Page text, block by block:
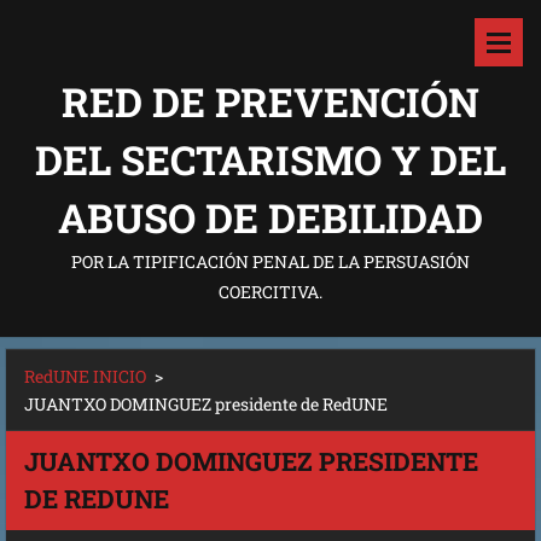
RED DE PREVENCIÓN
DEL SECTARISMO Y DEL
ABUSO DE DEBILIDAD
POR LA TIPIFICACIÓN PENAL DE LA PERSUASIÓN
COERCITIVA.
RedUNE INICIO >
JUANTXO DOMINGUEZ presidente de RedUNE
JUANTXO DOMINGUEZ PRESIDENTE
DE REDUNE